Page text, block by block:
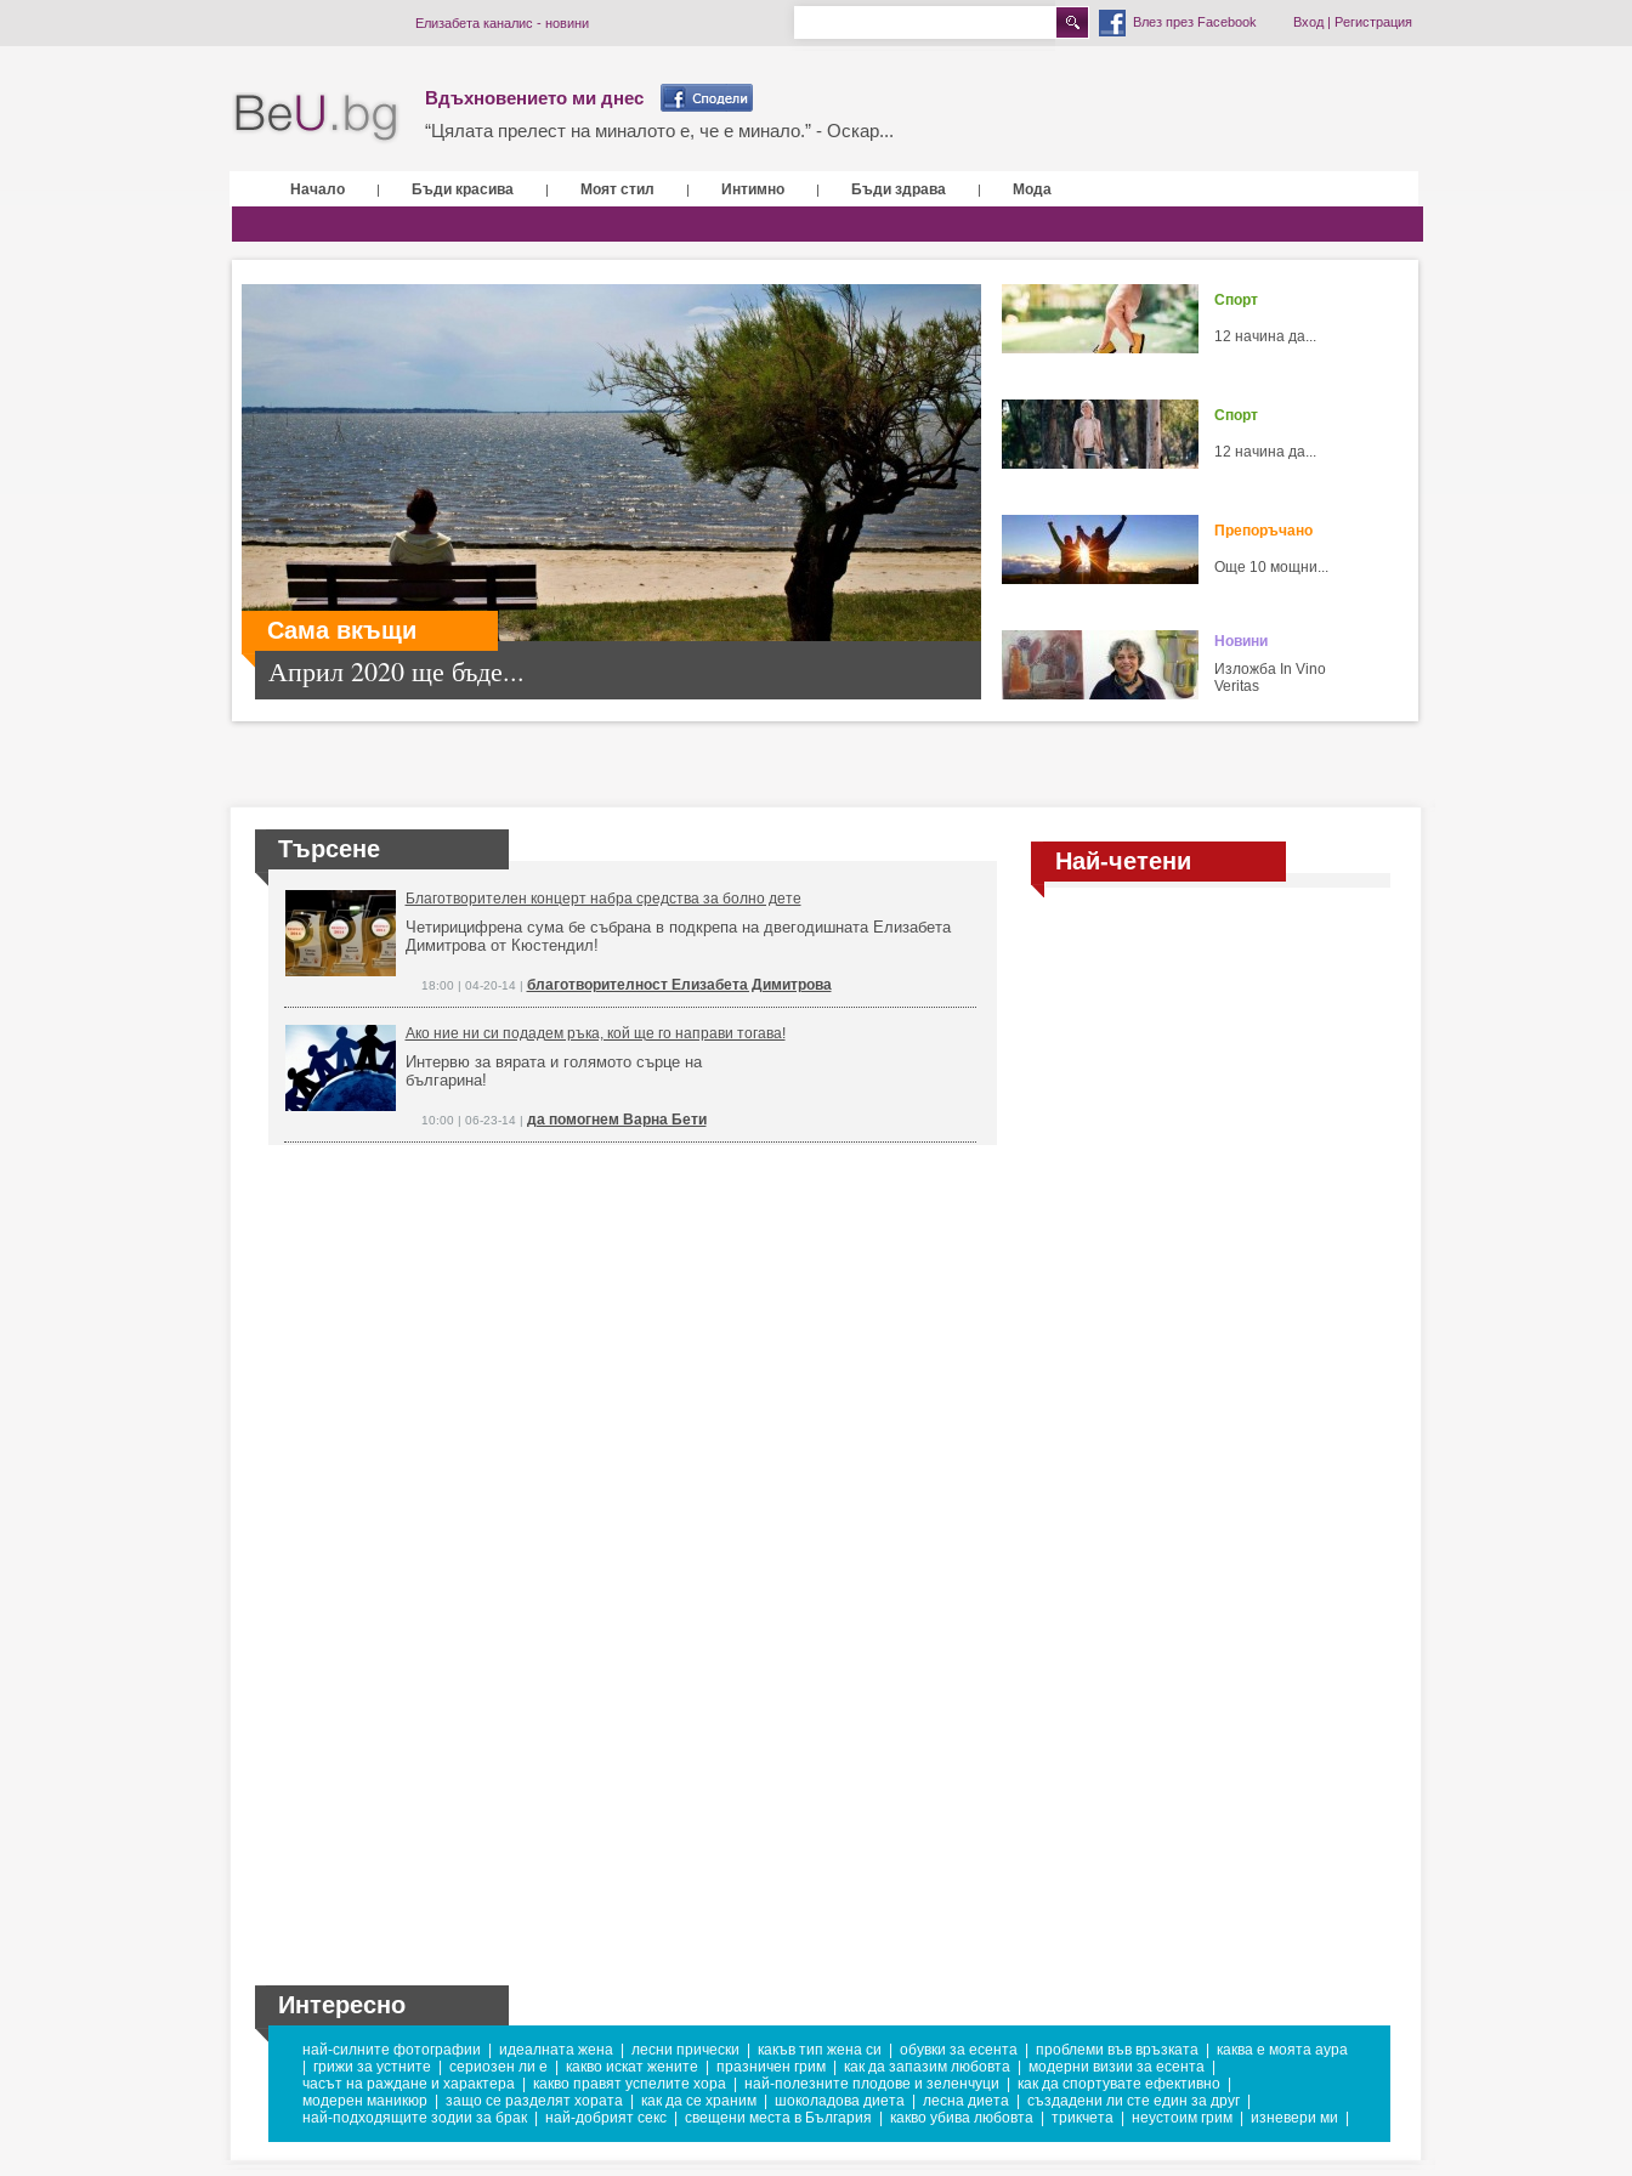
Елизабета каналис - новини Влез през Facebook Вход| Регистрация
Вдъхновението ми днес
“Цялата прелест на миналото е, че е минало.” - Оскар...
Начало | Бъди красива | Моят стил | Интимно | Бъди здрава | Мода
Сама вкъщи
Април 2020 ще бъде...
Спорт
12 начина да...
Спорт
12 начина да...
Препоръчано
Още 10 мощни...
Новини
Изложба In Vino
Veritas
Търсене
Благотворителен концерт набра средства за болно дете
Четирицифрена сума бе събрана в подкрепа на двегодишната Елизабета
Димитрова от Кюстендил!
18:00 | 04-20-14 | благотворителност Елизабета Димитрова
Ако ние ни си подадем ръка, кой ще го направи тогава!
Интервю за вярата и голямото сърце на
българина!
10:00 | 06-23-14 | да помогнем Варна Бети
Най-четени
Интересно
най-силните фотографии идеалната жена лесни прически какъв тип жена си обувки за есента проблеми във връзката
каква е моята аура
грижи за устните сериозен ли е какво искат жените празничен грим как да запазим любовта модерни визии за есента
часът на раждане и характера
какво правят успелите хора най-полезните плодове и зеленчуци как да спортувате ефективно
модерен маникюр
защо се разделят хората как да се храним шоколадова диета лесна диета създадени ли сте един за друг
най-подходящите зодии за брак
най-добрият секс свещени места в България какво убива любовта трикчета неустоим грим изневери ми